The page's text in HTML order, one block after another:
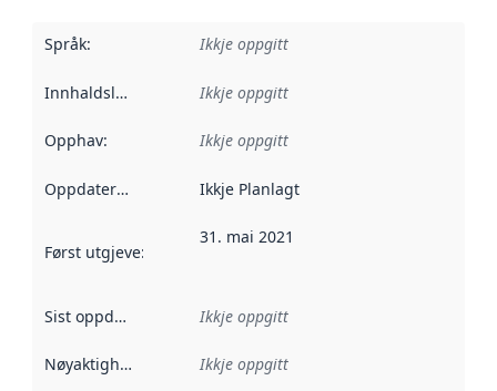
Språk: Ikkje oppgitt
Innhaldsleverandørar :
Ikkje oppgitt
Opphav: Ikkje oppgitt
Oppdateringsfrekvens :
Ikkje Planlagt
Først utgjeve:
31. mai 2021
Sist oppdatert Ikkje oppgitt
Nøyaktigheit Ikkje oppgitt